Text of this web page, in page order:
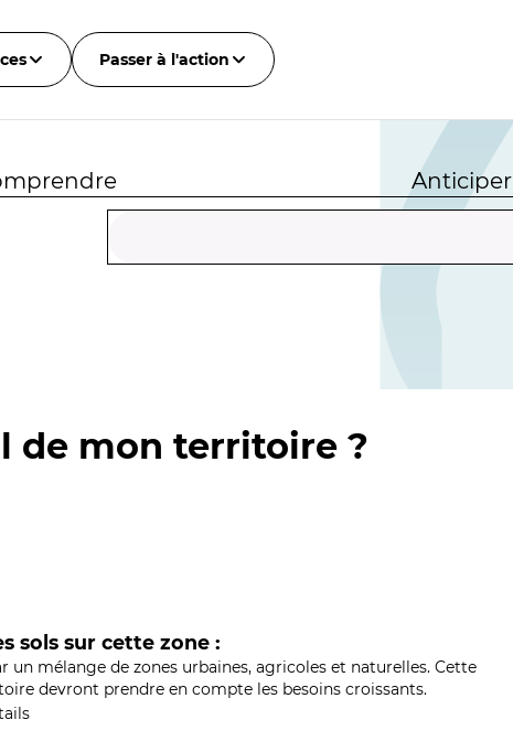
Passer à l'action
Anticiper
de mon territoire ?
sols sur cette zone :
mélange de zones urbaines, agricoles et naturelles. Cette
devront prendre en compte les besoins croissants.